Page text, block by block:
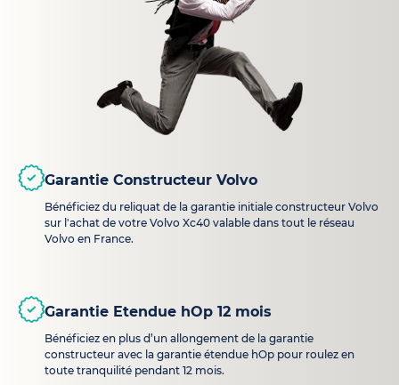
Garantie Constructeur Volvo
Bénéficiez du reliquat de la garantie initiale constructeur Volvo
sur l'achat de votre Volvo Xc40 valable dans tout le réseau
Volvo en France.
Garantie Etendue hOp 12 mois
Bénéficiez en plus d’un allongement de la garantie
constructeur avec la garantie étendue hOp pour roulez en
toute tranquilité pendant 12 mois.